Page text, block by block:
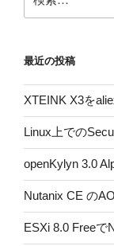
索:
最近の投稿
XTEINK X3を
Linux上での
openKylyn 3.0
Nutanix CE の
ESXi 8.0 Freeで